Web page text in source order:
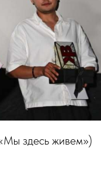
здесь живем»)